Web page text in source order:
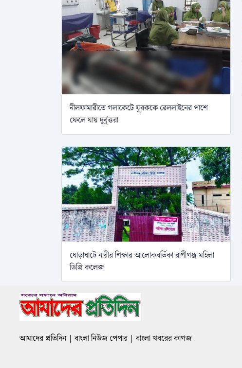
নীলফামারীতে গলাকেটে যুবককে রেললাইনের পাশে
ফেলে যায় দুর্বৃত্তরা
ঘোড়াঘাটে নারীর শিক্ষার আলোকবর্তিকা রাণীগঞ্জ মহিলা
ডিগ্রি কলেজ
আমাদের প্রতিদিন | বাংলা নিউজ পেপার | বাংলা খবরের কাগজ